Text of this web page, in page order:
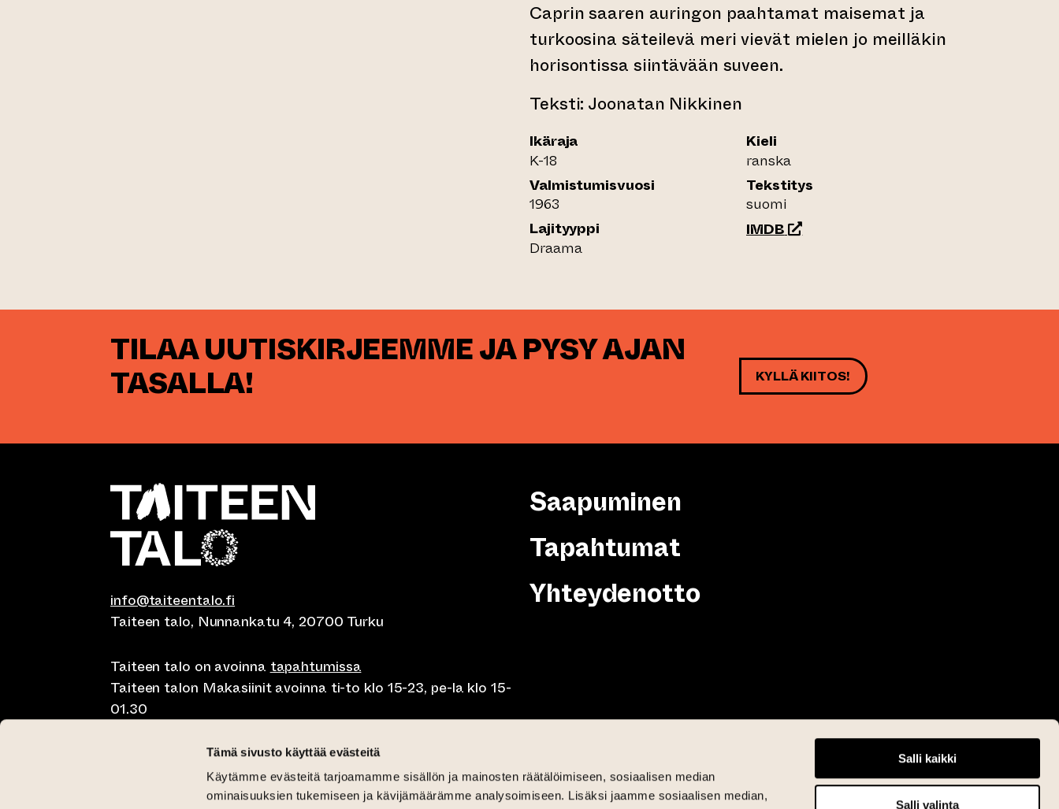
Tämä sivusto käyttää evästeitä
Käytämme evästeitä tarjoamamme sisällön ja mainosten räätälöimiseen, sosiaalisen median
ominaisuuksien tukemiseen ja kävijämäärämme analysoimiseen. Lisäksi jaamme sosiaalisen median,
Salli kaikki
Salli valinta
Caprin saaren auringon paahtamat maisemat ja
turkoosina säteilevä meri vievät mielen jo meilläkin
horisontissa siintävään suveen.
Teksti: Joonatan Nikkinen
Ikäraja
K-18
Valmistumisvuosi
1963
Lajityyppi
Draama
Kieli
ranska
Tekstitys
suomi
IMDB(siirtyy toiseen verkkopalveluun)
TILAA UUTISKIRJEEMME JA PYSY AJAN
TASALLA!
KYLLÄ KIITOS!
info@taiteentalo.fi
Taiteen talo, Nunnankatu 4, 20700 Turku
Taiteen talo on avoinna tapahtumissa
Taiteen talon Makasiinit avoinna ti-to klo 15-23, pe-la klo 15-
01.30
Café Elephanten su-ma klo 10-20, ti-to klo 10-23, pe-la klo 10-
Pegasus Taiteen talo ma-pe lounas klo 10.30-15, la lounas klo
Saapuminen
Tapahtumat
Yhteydenotto